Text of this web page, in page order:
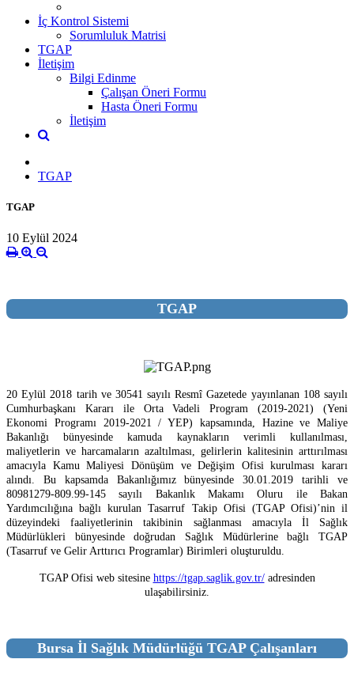
İç Kontrol Sistemi
Sorumluluk Matrisi
TGAP
İletişim
Bilgi Edinme
Çalışan Öneri Formu
Hasta Öneri Formu
İletişim
TGAP
TGAP
10 Eylül 2024
TGAP
20 Eylül 2018 tarih ve 30541 sayılı Resmî Gazetede yayınlanan 108 sayılı
Cumhurbaşkanı Kararı ile Orta Vadeli Program (2019-2021) (Yeni
Ekonomi Programı 2019-2021 / YEP) kapsamında, Hazine ve Maliye
Bakanlığı bünyesinde kamuda kaynakların verimli kullanılması,
maliyetlerin ve harcamaların azaltılması, gelirlerin kalitesinin arttırılması
amacıyla Kamu Maliyesi Dönüşüm ve Değişim Ofisi kurulması kararı
alındı. Bu kapsamda Bakanlığımız bünyesinde 30.01.2019 tarihli ve
80981279-809.99-145 sayılı Bakanlık Makamı Oluru ile Bakan
Yardımcılığına bağlı kurulan Tasarruf Takip Ofisi (TGAP Ofisi)’nin il
düzeyindeki faaliyetlerinin takibinin sağlanması amacıyla İl Sağlık
Müdürlükleri bünyesinde doğrudan Sağlık Müdürlerine bağlı TGAP
(Tasarruf ve Gelir Arttırıcı Programlar) Birimleri oluşturuldu.
TGAP Ofisi web sitesine https://tgap.saglik.gov.tr/adresinden
ulaşabilirsiniz.
Bursa İl Sağlık Müdürlüğü TGAP Çalışanları